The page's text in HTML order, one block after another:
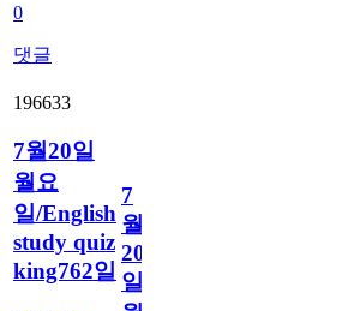
0
댓글
196633
7월20일
월요
일/English
study quiz
king762일
7
월
20
일